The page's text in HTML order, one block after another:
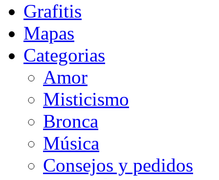
Grafitis
Mapas
Categorias
Amor
Misticismo
Bronca
Música
Consejos y pedidos